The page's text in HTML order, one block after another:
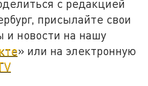
с редакцией
присылайте свои
и новости на нашу
» или на электронную